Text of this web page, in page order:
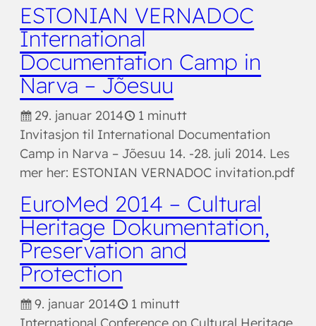
ESTONIAN VERNADOC
International
Documentation Camp in
Narva – Jõesuu
29. januar 2014
1 minutt
Invitasjon til International Documentation
Camp in Narva – Jõesuu 14. -28. juli 2014. Les
mer her: ESTONIAN VERNADOC invitation.pdf
EuroMed 2014 – Cultural
Heritage Dokumentation,
Preservation and
Protection
9. januar 2014
1 minutt